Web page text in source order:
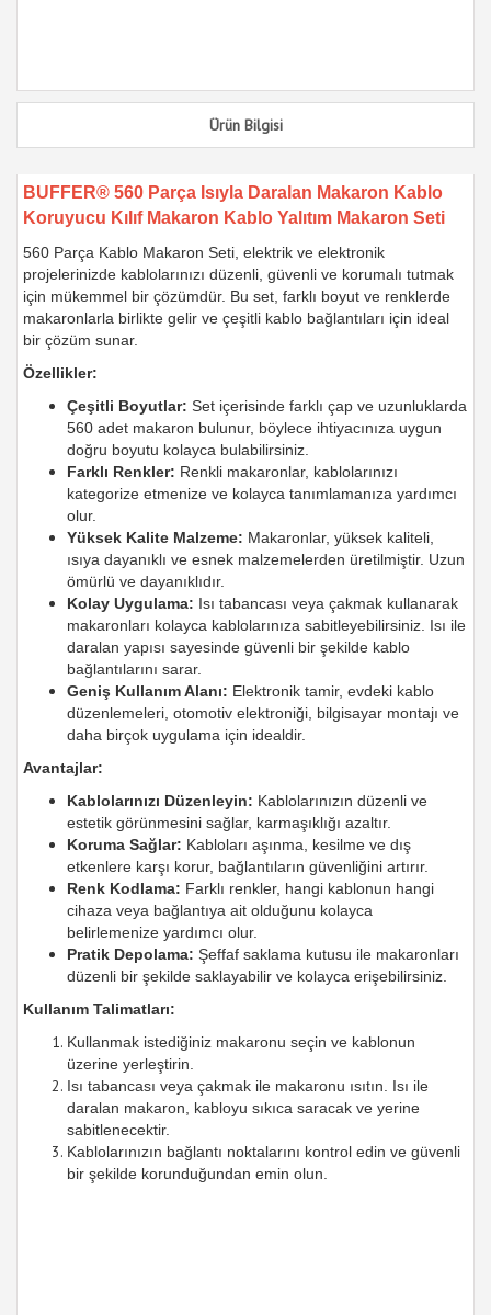
Ürün Bilgisi
BUFFER® 560 Parça Isıyla Daralan Makaron Kablo
Koruyucu Kılıf Makaron Kablo Yalıtım Makaron Seti
560 Parça Kablo Makaron Seti, elektrik ve elektronik
projelerinizde kablolarınızı düzenli, güvenli ve korumalı tutmak
için mükemmel bir çözümdür. Bu set, farklı boyut ve renklerde
makaronlarla birlikte gelir ve çeşitli kablo bağlantıları için ideal
bir çözüm sunar.
Özellikler:
Çeşitli Boyutlar: Set içerisinde farklı çap ve uzunluklarda
560 adet makaron bulunur, böylece ihtiyacınıza uygun
doğru boyutu kolayca bulabilirsiniz.
Farklı Renkler: Renkli makaronlar, kablolarınızı
kategorize etmenize ve kolayca tanımlamanıza yardımcı
olur.
Yüksek Kalite Malzeme: Makaronlar, yüksek kaliteli,
ısıya dayanıklı ve esnek malzemelerden üretilmiştir. Uzun
ömürlü ve dayanıklıdır.
Kolay Uygulama: Isı tabancası veya çakmak kullanarak
makaronları kolayca kablolarınıza sabitleyebilirsiniz. Isı ile
daralan yapısı sayesinde güvenli bir şekilde kablo
bağlantılarını sarar.
Geniş Kullanım Alanı: Elektronik tamir, evdeki kablo
düzenlemeleri, otomotiv elektroniği, bilgisayar montajı ve
daha birçok uygulama için idealdir.
Avantajlar:
Kablolarınızı Düzenleyin: Kablolarınızın düzenli ve
estetik görünmesini sağlar, karmaşıklığı azaltır.
Koruma Sağlar: Kabloları aşınma, kesilme ve dış
etkenlere karşı korur, bağlantıların güvenliğini artırır.
Renk Kodlama: Farklı renkler, hangi kablonun hangi
cihaza veya bağlantıya ait olduğunu kolayca
belirlemenize yardımcı olur.
Pratik Depolama: Şeffaf saklama kutusu ile makaronları
düzenli bir şekilde saklayabilir ve kolayca erişebilirsiniz.
Kullanım Talimatları:
Kullanmak istediğiniz makaronu seçin ve kablonun
üzerine yerleştirin.
Isı tabancası veya çakmak ile makaronu ısıtın. Isı ile
daralan makaron, kabloyu sıkıca saracak ve yerine
sabitlenecektir.
Kablolarınızın bağlantı noktalarını kontrol edin ve güvenli
bir şekilde korunduğundan emin olun.